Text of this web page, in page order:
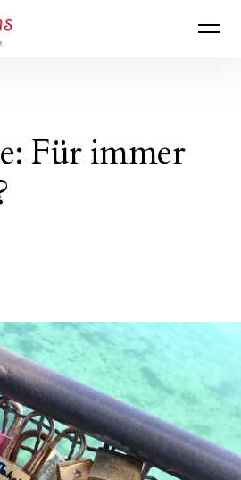
im Ausland zuhause
Für immer